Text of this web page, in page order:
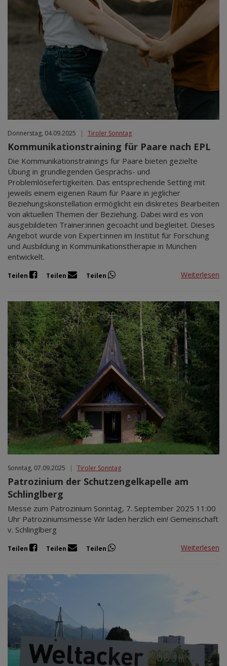
Okt 2026
Nov 2026
Dez 2026
Jan 2027
Mai 2027
Jun 2027
Donnerstag, 04.09.2025 | Tiroler Sonntag
Kommunikationstraining für Paare nach EPL
Die Kommunikationstrainings für Paare bieten gezielte
Übung in grundlegenden Gesprächs- und
Problemlösefertigkeiten. Das entsprechende Setting mit
jeweils einem eigenen Raum für Paare in jeglicher
Beziehungskonstellation ermöglicht ein diskretes Bearbeiten
von aktuellen Themen der Beziehung. Dabei wird es von
ausgebildeten Trainer:innen gecoacht und begleitet. Dieses
Angebot wurde von Expert:innen im Institut für Forschung
und Ausbildung in Kommunikationstherapie in München
entwickelt.
Teilen Teilen Teilen Weiterlesen
Sonntag, 07.09.2025 | Tiroler Sonntag
Patrozinium der Schutzengelkapelle am
Schlinglberg
Messe zum Patrozinium Sonntag, 7. September 2025 11:00
Uhr Patroziniumsmesse Wir laden herzlich ein! Gemeinschaft
v. Schlinglberg
Teilen Teilen Teilen Weiterlesen